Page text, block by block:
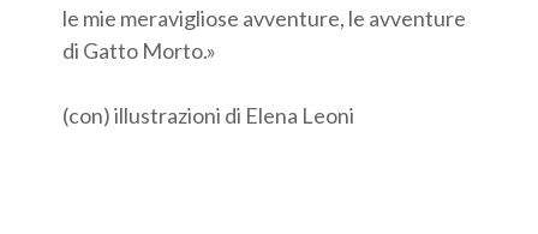
le mie meravigliose avventure, le avventure
di Gatto Morto.»
(con) illustrazioni di Elena Leoni